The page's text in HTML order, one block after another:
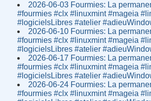
2026-06-03 Fourmies: La
#fourmies #clx #linuxmint #mageia
#logicielsLibres #atelier
2026-06-10 Fourmies: La
#fourmies #clx #linuxmint #mageia
#logicielsLibres #atelier
2026-06-17 Fourmies: La
#fourmies #clx #linuxmint #mageia
#logicielsLibres #atelier
2026-06-24 Fourmies: La
#fourmies #clx #linuxmint #mageia